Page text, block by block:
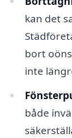
kan det
bort
inte
både